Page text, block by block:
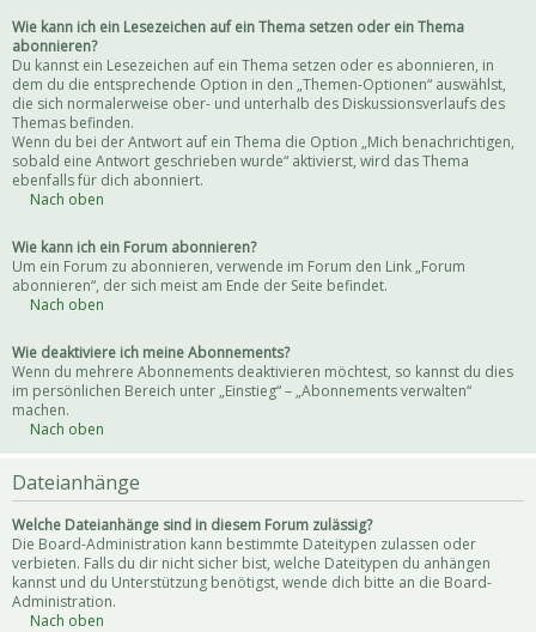
Wie kann ich ein Lesezeichen auf ein Thema setzen oder ein Thema
abonnieren?
Du kannst ein Lesezeichen auf ein Thema setzen oder es abonnieren, in
dem du die entsprechende Option in den „Themen-Optionen“ auswählst,
die sich normalerweise ober- und unterhalb des Diskussionsverlaufs des
Themas befinden.
Wenn du bei der Antwort auf ein Thema die Option „Mich benachrichtigen,
sobald eine Antwort geschrieben wurde“ aktivierst, wird das Thema
ebenfalls für dich abonniert.
Nach oben
Wie kann ich ein Forum abonnieren?
Um ein Forum zu abonnieren, verwende im Forum den Link „Forum
abonnieren“, der sich meist am Ende der Seite befindet.
Nach oben
Wie deaktiviere ich meine Abonnements?
Wenn du mehrere Abonnements deaktivieren möchtest, so kannst du dies
im persönlichen Bereich unter „Einstieg“ – „Abonnements verwalten“
machen.
Nach oben
Dateianhänge
Welche Dateianhänge sind in diesem Forum zulässig?
Die Board-Administration kann bestimmte Dateitypen zulassen oder
verbieten. Falls du dir nicht sicher bist, welche Dateitypen du anhängen
kannst und du Unterstützung benötigst, wende dich bitte an die Board-
Administration.
Nach oben